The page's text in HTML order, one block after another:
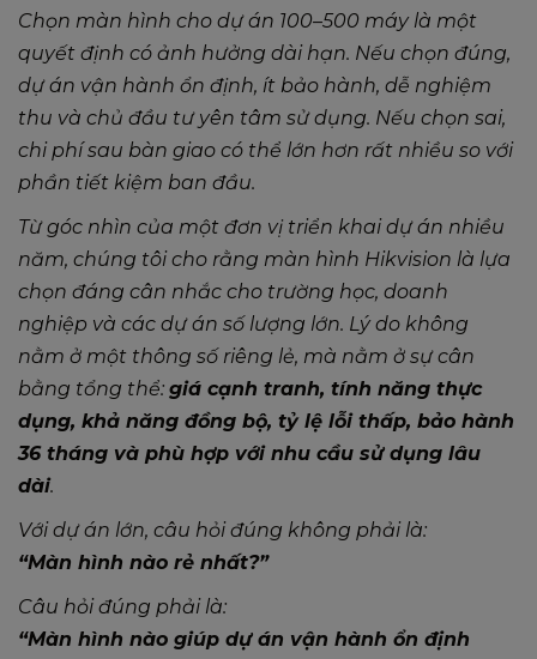
Chọn màn hình cho dự án 100–500 máy là một
quyết định có ảnh hưởng dài hạn. Nếu chọn đúng,
dự án vận hành ổn định, ít bảo hành, dễ nghiệm
thu và chủ đầu tư yên tâm sử dụng. Nếu chọn sai,
chi phí sau bàn giao có thể lớn hơn rất nhiều so với
phần tiết kiệm ban đầu.
Từ góc nhìn của một đơn vị triển khai dự án nhiều
năm, chúng tôi cho rằng màn hình Hikvision là lựa
chọn đáng cân nhắc cho trường học, doanh
nghiệp và các dự án số lượng lớn. Lý do không
nằm ở một thông số riêng lẻ, mà nằm ở sự cân
bằng tổng thể: giá cạnh tranh, tính năng thực
dụng, khả năng đồng bộ, tỷ lệ lỗi thấp, bảo hành
36 tháng và phù hợp với nhu cầu sử dụng lâu
dài.
Với dự án lớn, câu hỏi đúng không phải là:
“Màn hình nào rẻ nhất?”
Câu hỏi đúng phải là:
“Màn hình nào giúp dự án vận hành ổn định